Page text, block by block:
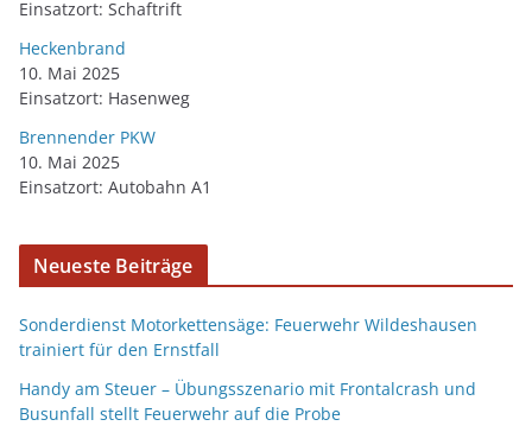
Einsatzort: Schaftrift
Heckenbrand
10. Mai 2025
Einsatzort: Hasenweg
Brennender PKW
10. Mai 2025
Einsatzort: Autobahn A1
Neueste Beiträge
Sonderdienst Motorkettensäge: Feuerwehr Wildeshausen
trainiert für den Ernstfall
Handy am Steuer – Übungsszenario mit Frontalcrash und
Busunfall stellt Feuerwehr auf die Probe